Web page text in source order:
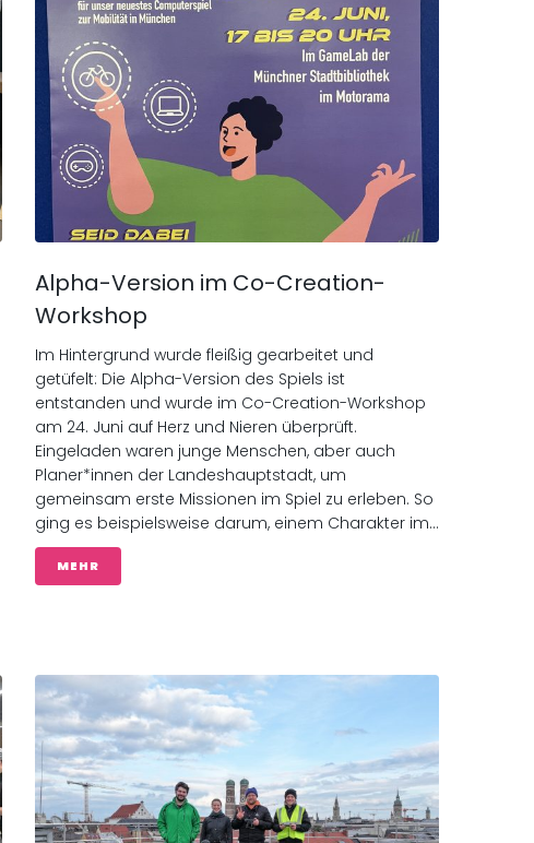
Alpha-Version im Co-Creation-
Workshop
Im Hintergrund wurde fleißig gearbeitet und
getüfelt: Die Alpha-Version des Spiels ist
entstanden und wurde im Co-Creation-Workshop
am 24. Juni auf Herz und Nieren überprüft.
Eingeladen waren junge Menschen, aber auch
Planer*innen der Landeshauptstadt, um
gemeinsam erste Missionen im Spiel zu erleben. So
ging es beispielsweise darum, einem Charakter im...
MEHR